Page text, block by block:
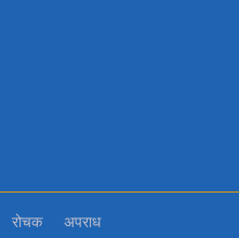
रोचक अपराध